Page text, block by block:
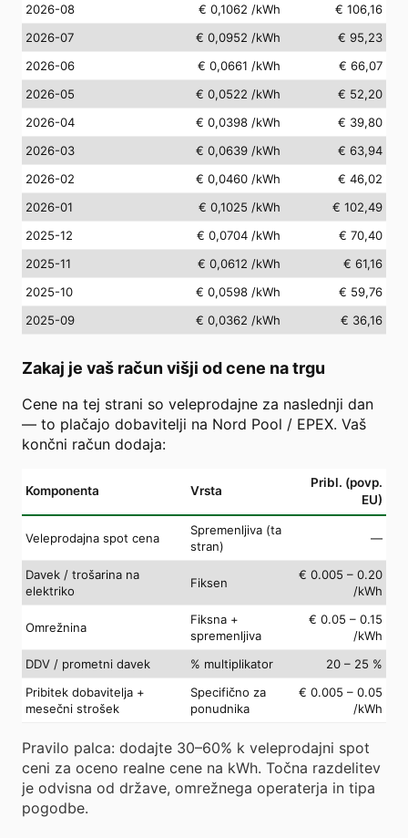
2026-08 € 0,1062 /kWh
€ 106,16
2026-07
€ 0,0952 /kWh
€ 95,23
2026-06
€ 0,0661 /kWh
€ 66,07
2026-05
€ 0,0522 /kWh
€ 52,20
2026-04
€ 0,0398 /kWh
€ 39,80
2026-03
€ 0,0639 /kWh
€ 63,94
2026-02
€ 0,0460 /kWh
€ 46,02
2026-01
€ 0,1025 /kWh
€ 102,49
2025-12
€ 0,0704 /kWh
€ 70,40
2025-11
€ 0,0612 /kWh
€ 61,16
2025-10
€ 0,0598 /kWh
€ 59,76
2025-09
€ 0,0362 /kWh € 36,16
Zakaj je vaš račun višji od cene na trgu
Cene na tej strani so veleprodajne za naslednji dan
— to plačajo dobavitelji na Nord Pool / EPEX. Vaš
končni račun dodaja:
Komponenta Vrsta
Pribl. (povp.
EU)
Veleprodajna spot cena
Spremenljiva (ta
stran)
—
Davek / trošarina na
elektriko
Fiksen
€ 0.005 – 0.20
/kWh
Omrežnina
Fiksna +
spremenljiva
€ 0.05 – 0.15
/kWh
DDV / prometni davek
% multiplikator
20 – 25 %
Pribitek dobavitelja +
mesečni strošek
Specifično za
ponudnika
€ 0.005 – 0.05
/kWh
Pravilo palca: dodajte 30–60% k veleprodajni spot
ceni za oceno realne cene na kWh. Točna razdelitev
je odvisna od države, omrežnega operaterja in tipa
pogodbe.